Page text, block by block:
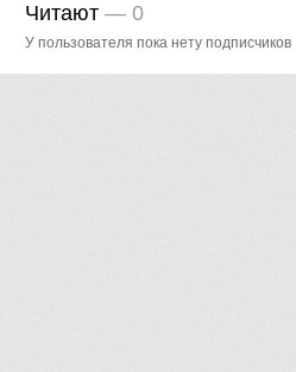
Читают — 0
У пользователя пока нету подписчиков